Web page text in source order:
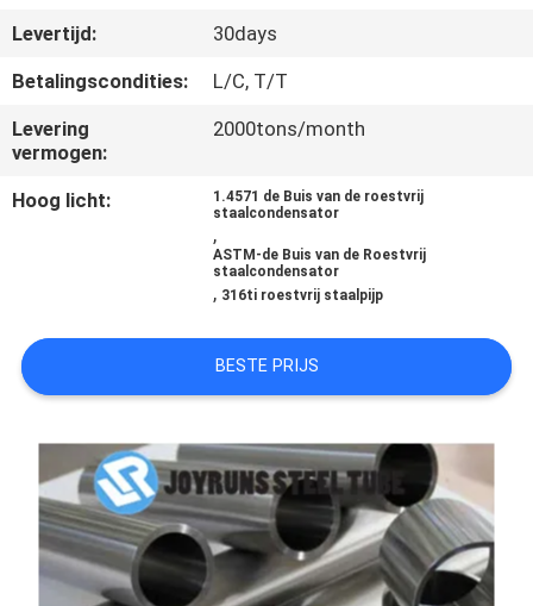
VERZOEK
OM
EEN
CITAAT
Levertijd:
30days
Betalingscondities:
L/C, T/T
Levering
vermogen:
2000tons/month
Hoog licht:
1.4571 de Buis van de roestvrij
staalcondensator
,
ASTM-de Buis van de Roestvrij
staalcondensator
, 316ti roestvrij staalpijp
BESTE PRIJS